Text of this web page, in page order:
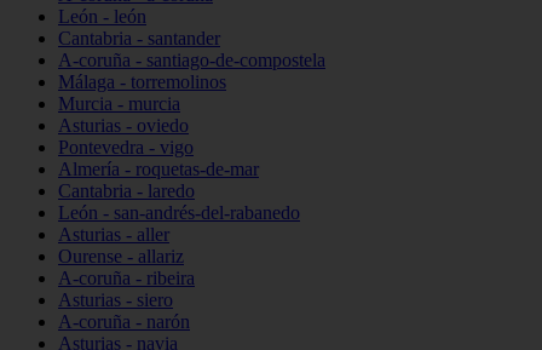
León - león
Cantabria - santander
A-coruña - santiago-de-compostela
Málaga - torremolinos
Murcia - murcia
Asturias - oviedo
Pontevedra - vigo
Almería - roquetas-de-mar
Cantabria - laredo
León - san-andrés-del-rabanedo
Asturias - aller
Ourense - allariz
A-coruña - ribeira
Asturias - siero
A-coruña - narón
Asturias - navia